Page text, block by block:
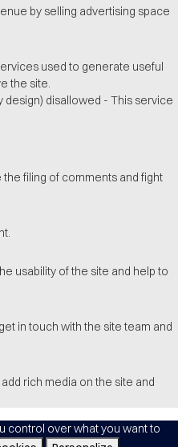
by selling advertising space
used to generate useful
the site.
design) disallowed - This service
filing of comments and fight
usability of the site and help to
in touch with the site team and
rich media on the site and
control over what you want to